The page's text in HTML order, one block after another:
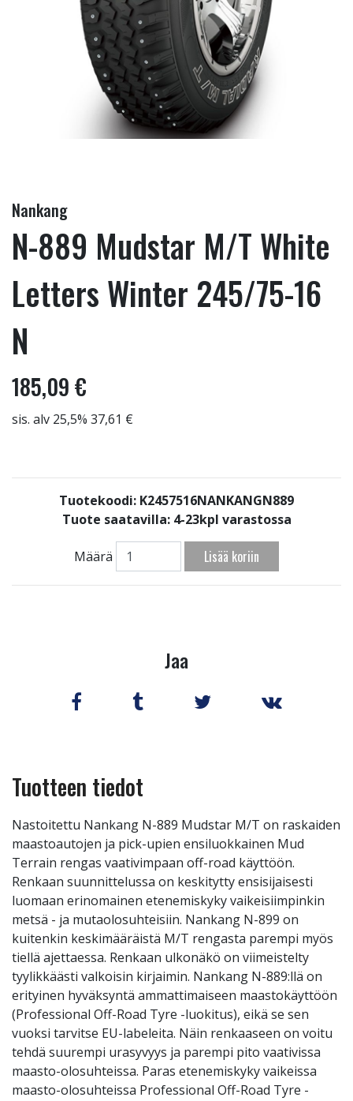
Nankang
N-889 Mudstar M/T White
Letters Winter 245/75-16
N
185,09 €
sis. alv 25,5% 37,61 €
Tuotekoodi: K2457516NANKANGN889
Tuote saatavilla: 4-23kpl varastossa
Määrä Lisää koriin
Jaa
Tuotteen tiedot
Nastoitettu Nankang N-889 Mudstar M/T on raskaiden
maastoautojen ja pick-upien ensiluokkainen Mud
Terrain rengas vaativimpaan off-road käyttöön.
Renkaan suunnittelussa on keskitytty ensisijaisesti
luomaan erinomainen etenemiskyky vaikeisiimpinkin
metsä - ja mutaolosuhteisiin. Nankang N-899 on
kuitenkin keskimääräistä M/T rengasta parempi myös
tiellä ajettaessa. Renkaan ulkonäkö on viimeistelty
tyylikkäästi valkoisin kirjaimin. Nankang N-889:llä on
erityinen hyväksyntä ammattimaiseen maastokäyttöön
(Professional Off-Road Tyre -luokitus), eikä se sen
vuoksi tarvitse EU-labeleita. Näin renkaaseen on voitu
tehdä suurempi urasyvyys ja parempi pito vaativissa
maasto-olosuhteissa. Paras etenemiskyky vaikeissa
maasto-olosuhteissa Professional Off-Road Tyre -